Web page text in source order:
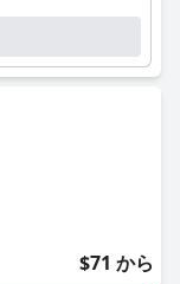
上させています。
スタイリッシュ
の客室にはバル
す。アメニティの
客室の品質に関
潔さと快適なベ
ています。
泊客は客室と共用
高い水準の清潔
出すのに貢献して
$71 から